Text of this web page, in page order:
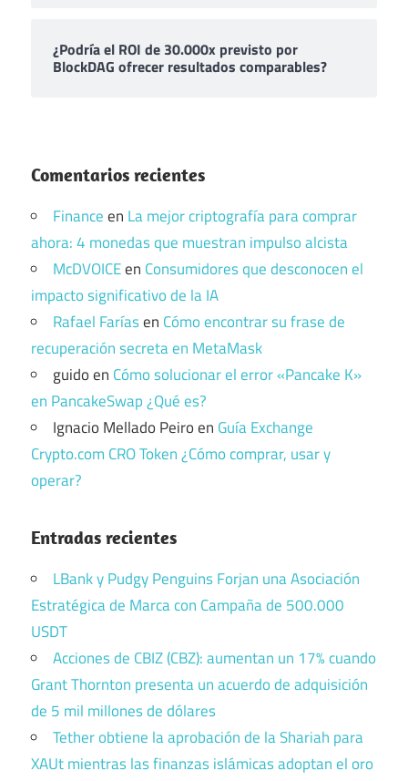
¿Podría el ROI de 30.000x previsto por
BlockDAG ofrecer resultados comparables?
Comentarios recientes
Financeen La mejor criptografía para comprar
ahora: 4 monedas que muestran impulso alcista
McDVOICEen Consumidores que desconocen el
impacto significativo de la IA
Rafael Faríasen Cómo encontrar su frase de
recuperación secreta en MetaMask
guidoen Cómo solucionar el error «Pancake K»
en PancakeSwap ¿Qué es?
Ignacio Mellado Peiroen Guía Exchange
Crypto.com CRO Token ¿Cómo comprar, usar y
operar?
Entradas recientes
LBank y Pudgy Penguins Forjan una Asociación
Estratégica de Marca con Campaña de 500.000
USDT
Acciones de CBIZ (CBZ): aumentan un 17% cuando
Grant Thornton presenta un acuerdo de adquisición
de 5 mil millones de dólares
Tether obtiene la aprobación de la Shariah para
XAUt mientras las finanzas islámicas adoptan el oro